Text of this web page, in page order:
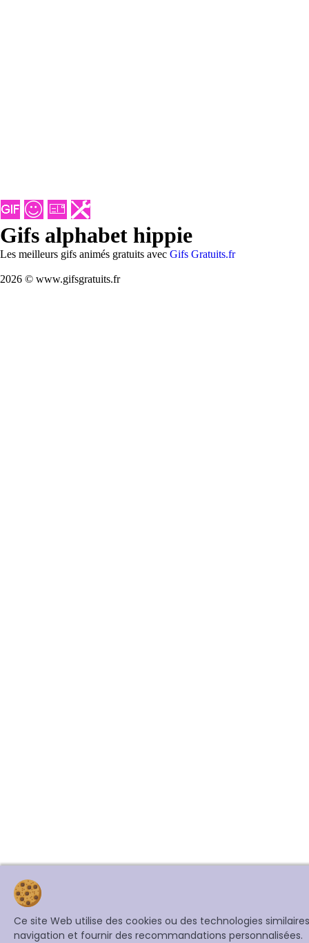
Gifs alphabet hippie
Les meilleurs gifs animés gratuits avec Gifs Gratuits.fr
2026 © www.gifsgratuits.fr
Ce site Web utilise des cookies ou des technologies
navigation et fournir des recommandations personnalisées.